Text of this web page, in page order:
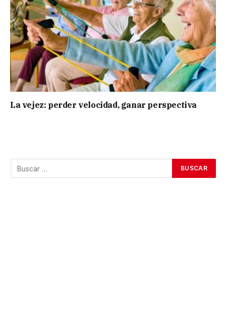
La vejez: perder velocidad, ganar perspectiva